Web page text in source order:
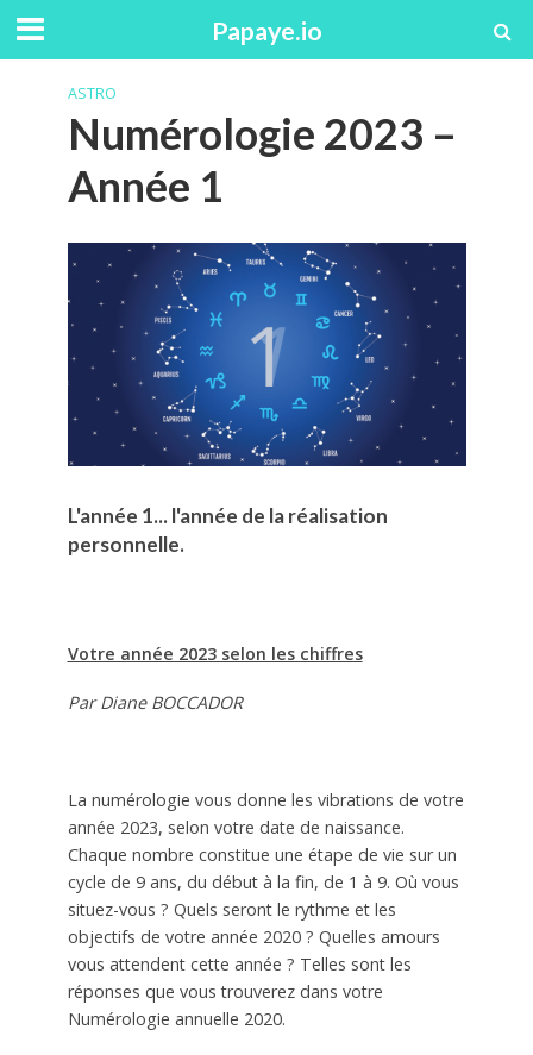
Papaye.io
ASTRO
Numérologie 2023 –
Année 1
L'année 1... l'année de la réalisation
personnelle.
Votre année 2023 selon les chiffres
Par Diane BOCCADOR
La numérologie vous donne les vibrations de votre
année 2023, selon votre date de naissance.
Chaque nombre constitue une étape de vie sur un
cycle de 9 ans, du début à la fin, de 1 à 9. Où vous
situez-vous ? Quels seront le rythme et les
objectifs de votre année 2020 ? Quelles amours
vous attendent cette année ? Telles sont les
réponses que vous trouverez dans votre
Numérologie annuelle 2020.